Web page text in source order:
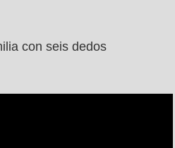
con seis dedos